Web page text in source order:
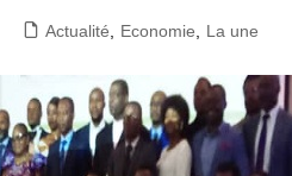
Actualité, Economie, La une